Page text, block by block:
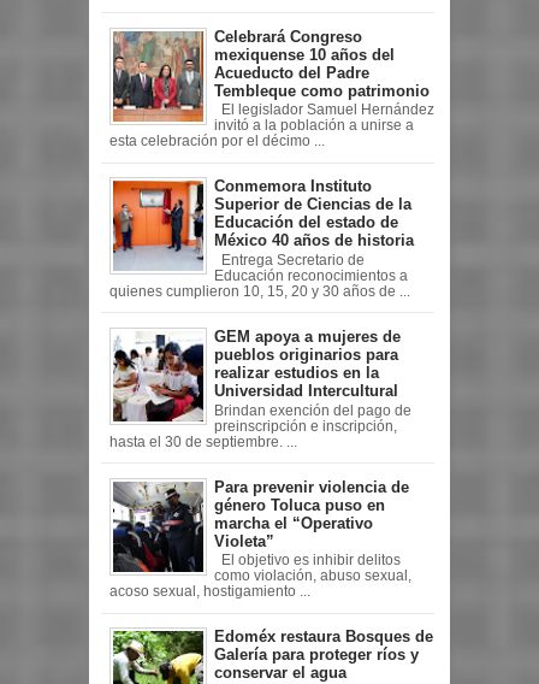
Celebrará Congreso
mexiquense 10 años del
Acueducto del Padre
Tembleque como patrimonio
El legislador Samuel Hernández
invitó a la población a unirse a
esta celebración por el décimo ...
Conmemora Instituto
Superior de Ciencias de la
Educación del estado de
México 40 años de historia
Entrega Secretario de
Educación reconocimientos a
quienes cumplieron 10, 15, 20 y 30 años de ...
GEM apoya a mujeres de
pueblos originarios para
realizar estudios en la
Universidad Intercultural
Brindan exención del pago de
preinscripción e inscripción,
hasta el 30 de septiembre. ...
Para prevenir violencia de
género Toluca puso en
marcha el “Operativo
Violeta”
El objetivo es inhibir delitos
como violación, abuso sexual,
acoso sexual, hostigamiento ...
Edoméx restaura Bosques de
Galería para proteger ríos y
conservar el agua